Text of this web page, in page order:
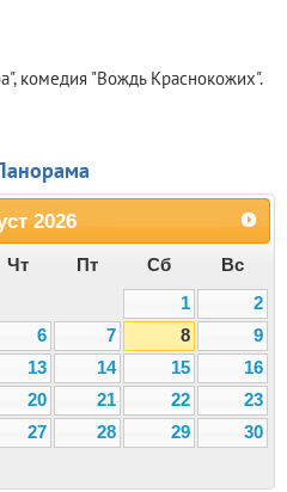
комедия "Вождь Краснокожих".
2026
Чт Пт Сб
Вс
1
2
6 7 8
9
13 14 15
16
20 21 22
23
27 28 29
30